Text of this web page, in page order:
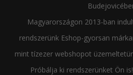
Magyarországon 2013-ban
rendszerünk Eshop-gyorsan
mint tízezer webshopot
Próbálja ki rendszerünket Ön